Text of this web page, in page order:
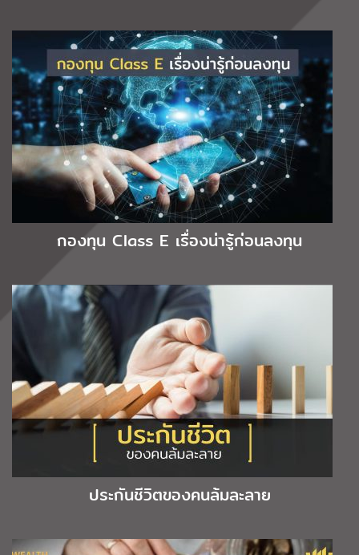
กองทุน Class E เรื่องน่ารู้ก่อนลงทุน
ประกันชีวิตของคนล้มละลาย